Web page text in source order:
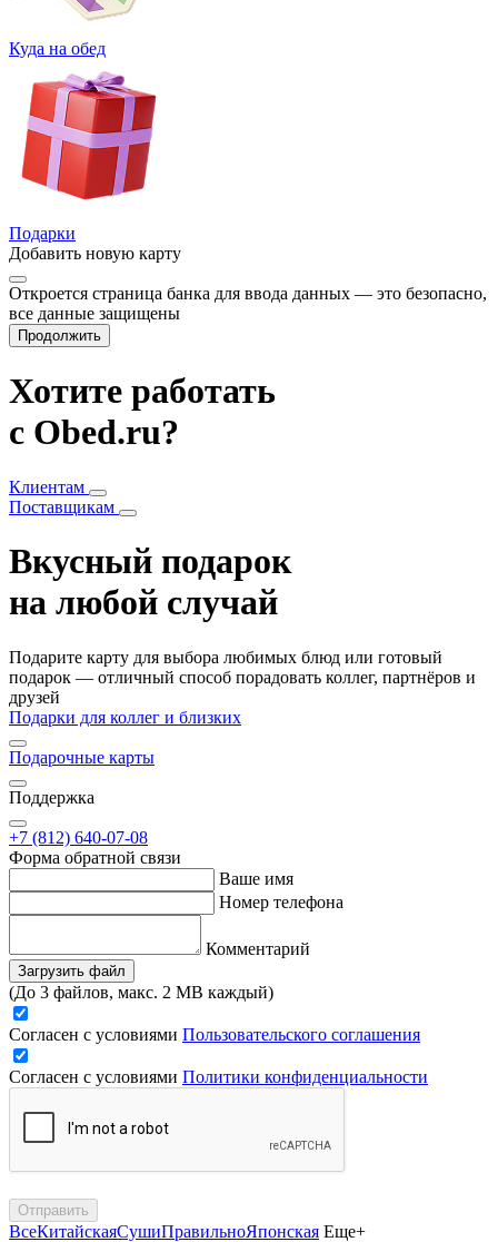
Куда на обед
Подарки
Добавить новую карту
Откроется страница банка для ввода данных — это безопасно,
все данные защищены
Продолжить
Хотите работать
с Obed.ru?
Клиентам
Поставщикам
Вкусный подарок
на любой случай
Подарите карту для выбора любимых блюд или готовый
подарок — отличный способ порадовать коллег, партнёров и
друзей
Подарки для коллег и близких
Подарочные карты
Поддержка
+7 (812) 640-07-08
Форма обратной связи
Ваше имя
Номер телефона
Комментарий
Загрузить файл
(До 3 файлов, макс. 2 MB каждый)
Согласен с условиями Пользовательского соглашения
Согласен с условиями Политики конфиденциальности
Отправить
ВсеКитайскаяСушиПравильноЯпонская Еще+